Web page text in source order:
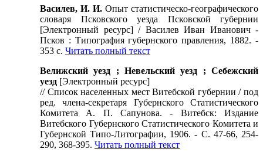
Василев, И. И. Опыт статистическо-географического
словаря Псковского уезда Псковской губернии
[Электронный ресурс] / Василев Иван Иванович -
Псков : Типография губернского правления, 1882. -
353 с. Читать полный текст
Велижский уезд ; Невельский уезд ; Себежский
уезд [Электронный ресурс]
// Список населенных мест Витебской губернии / под
ред. члена-секретаря Губернского Статистического
Комитета А. П. Сапунова. - Витебск: Издание
Витебского Губернского Статистического Комитета и
Губернской Типо-Литографии, 1906. - С. 47-66, 254-
290, 368-395. Читать полный текст